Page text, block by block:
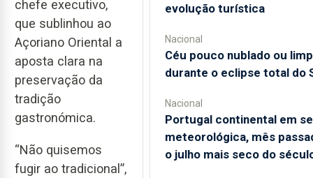
chefe executivo,
que sublinhou ao
Açoriano Oriental a
aposta clara na
preservação da
tradição
gastronómica.
“Não quisemos
fugir ao tradicional”,
evolução turística
Nacional
Céu pouco nublado ou
durante o eclipse total do
Nacional
Portugal continental em
meteorológica, mês
o julho mais seco do